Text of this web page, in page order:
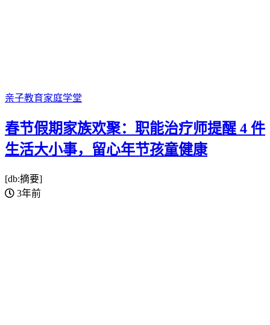
亲子教育家庭学堂
春节假期家族欢聚：职能治疗师提醒 4 件
生活大小事，留心年节孩童健康
[db:摘要]
3年前